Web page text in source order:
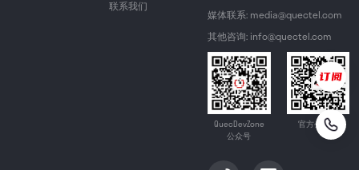
联系我们
媒体联系: media@quectel.com
其他咨询: info@quectel.com
QuecDevZone
公众号
官方公众号